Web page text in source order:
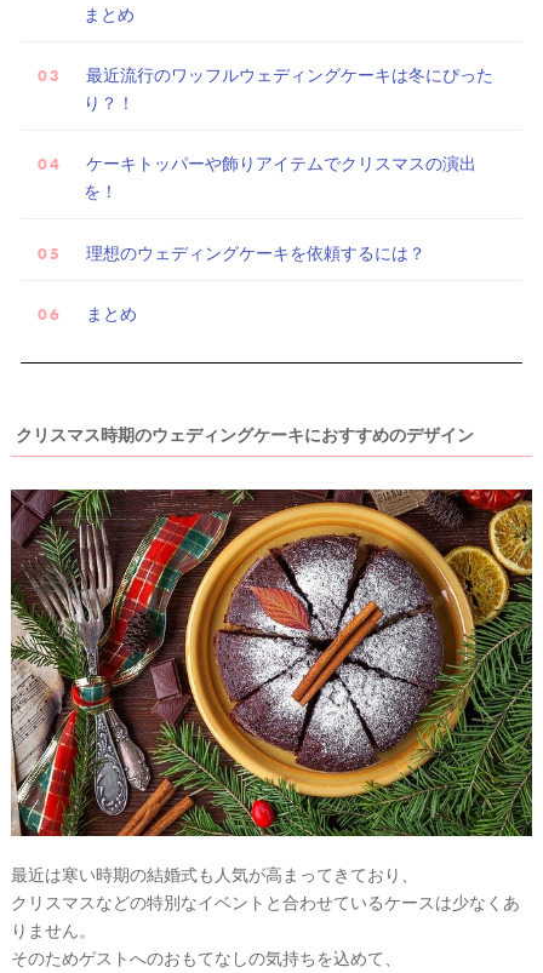
まとめ
最近流行のワッフルウェディングケーキは冬にぴった
り？！
ケーキトッパーや飾りアイテムでクリスマスの演出
を！
理想のウェディングケーキを依頼するには？
まとめ
クリスマス時期のウェディングケーキにおすすめのデザイン
最近は寒い時期の結婚式も人気が高まってきており、
クリスマスなどの特別なイベントと合わせているケースは少なくあ
りません。
そのためゲストへのおもてなしの気持ちを込めて、
ェ
デ
ィ
ン
グ
フ
ォ
ト